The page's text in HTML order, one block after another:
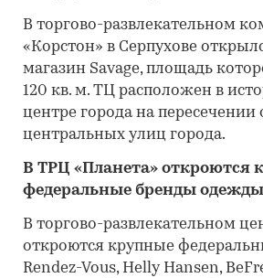
В торгово-развлекательном
«Корстон» в Серпухове
магазин Savage, площадь
120 кв. м. ТЦ расположен в
центре города на
центральных улиц города.
В ТРЦ «Планета» откроются
федеральные бренды
В торгово-развлекательном
откроются крупные
Rendez-Vous, Helly Hansen,